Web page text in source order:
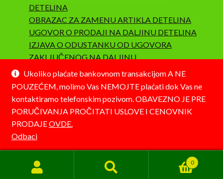
Ukoliko plaćate bankovnom transakcijom A NE
POUZEĆEM, molimo Vas NEMOJTE plaćati dok Vas ne
kontaktiramo telefonskim pozivom. OBAVEZNO JE PRE
PORUČIVANJA PROČITATI USLOVE I CENOVNIK
PRODAJEOVDE.
Odbaci
DETELINA
OBRAZAC ZA ZAMENU ARTIKLA DETELINA
UGOVOR O PRODAJI NA DALJINU DETELINA
IZJAVA O ODUSTANKU OD UGOVORA
ZAKLJUČENOG NA DALJINU
SAOBRAZNOST I REKLAMACIJA
© Detelina 2026
Pretraga
Pretraži
0